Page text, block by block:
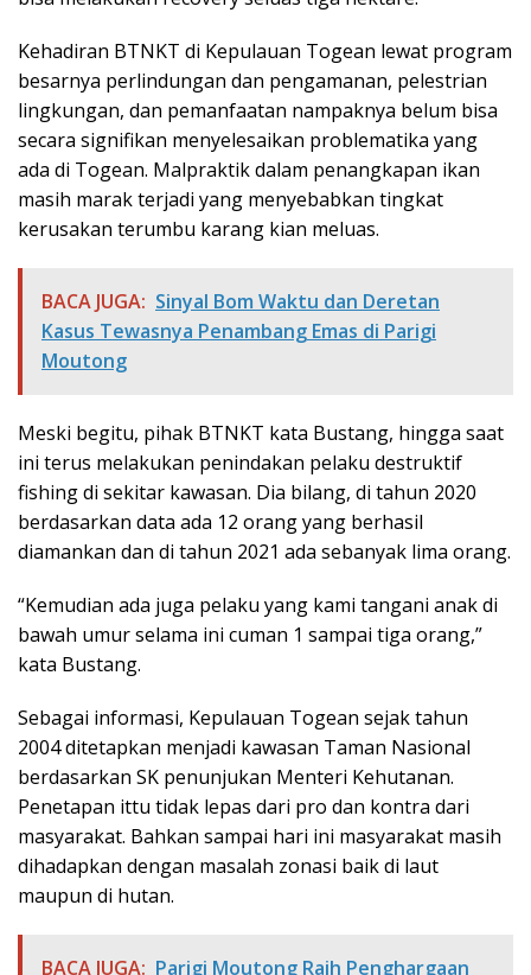
Kehadiran BTNKT di Kepulauan Togean lewat program
besarnya perlindungan dan pengamanan, pelestrian
lingkungan, dan pemanfaatan nampaknya belum bisa
secara signifikan menyelesaikan problematika yang
ada di Togean. Malpraktik dalam penangkapan ikan
masih marak terjadi yang menyebabkan tingkat
kerusakan terumbu karang kian meluas.
BACA JUGA: Sinyal Bom Waktu dan Deretan
Kasus Tewasnya Penambang Emas di Parigi
Moutong
Meski begitu, pihak BTNKT kata Bustang, hingga saat
ini terus melakukan penindakan pelaku destruktif
fishing di sekitar kawasan. Dia bilang, di tahun 2020
berdasarkan data ada 12 orang yang berhasil
diamankan dan di tahun 2021 ada sebanyak lima orang.
“Kemudian ada juga pelaku yang kami tangani anak di
bawah umur selama ini cuman 1 sampai tiga orang,”
kata Bustang.
Sebagai informasi, Kepulauan Togean sejak tahun
2004 ditetapkan menjadi kawasan Taman Nasional
berdasarkan SK penunjukan Menteri Kehutanan.
Penetapan ittu tidak lepas dari pro dan kontra dari
masyarakat. Bahkan sampai hari ini masyarakat masih
dihadapkan dengan masalah zonasi baik di laut
maupun di hutan.
BACA JUGA: Parigi Moutong Raih Penghargaan